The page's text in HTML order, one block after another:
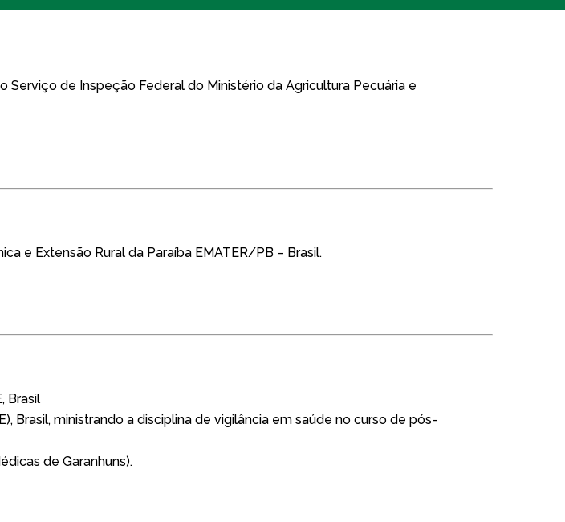
de Inspeção Federal do Ministério da Agricultura Pecuária e
e Extensão Rural da Paraíba EMATER/PB – Brasil.
Brasil
ministrando a disciplina de vigilância em saúde no curso de pós-
de Garanhuns).